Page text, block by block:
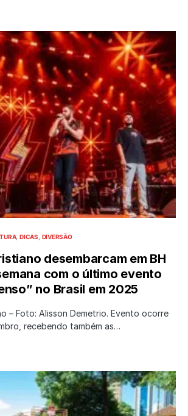
DICAS DIVERSÃO
desembarcam em BH
com o último evento
no Brasil em 2025
– Foto: Alisson Demetrio. Evento ocorre
recebendo também as…